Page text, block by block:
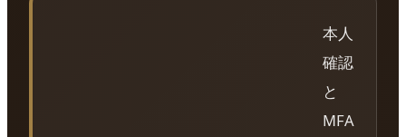
本人
確認
と
MFA